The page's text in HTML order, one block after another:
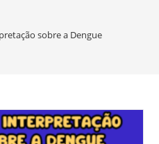
sobre a Dengue